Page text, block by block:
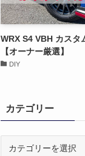
WRX S4 VBH カスタ
【オーナー厳選】
DIY
カテゴリー